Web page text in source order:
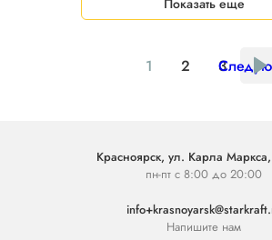
Показать еще
1 2 3
Красноярск, ул. Карла
пн-пт с 8:00 до 20:00
Напишите нам